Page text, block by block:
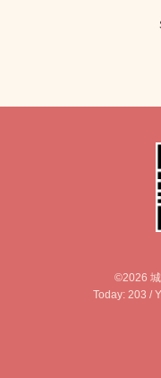
©2026
Today: 203 /